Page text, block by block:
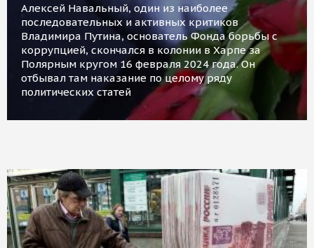
Алексей Навальный, один из наиболее
последовательных и активных критиков
Владимира Путина, основатель Фонда борьбы с
коррупцией, скончался в колонии в Харпе за
Полярным кругом 16 февраля 2024 года. Он
отбывал там наказание по целому ряду
политических статей